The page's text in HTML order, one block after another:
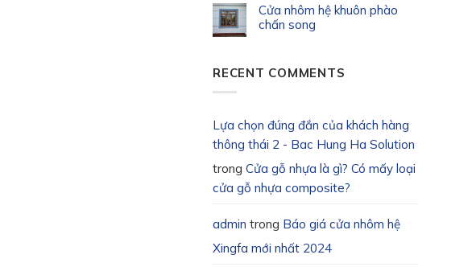
Cửa nhôm hệ khuôn phào
chấn song
RECENT COMMENTS
Lựa chọn đúng đắn của khách hàng
thông thái 2 - Bac Hung Ha Solution
trong Cửa gỗ nhựa là gì? Có mấy loại
cửa gỗ nhựa composite?
admin trong Báo giá cửa nhôm hệ
Xingfa mới nhất 2024